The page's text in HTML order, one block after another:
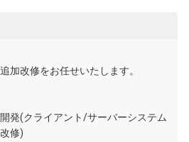
加改修をお任せいたします。
発(クライアント/サーバーシステム
修)